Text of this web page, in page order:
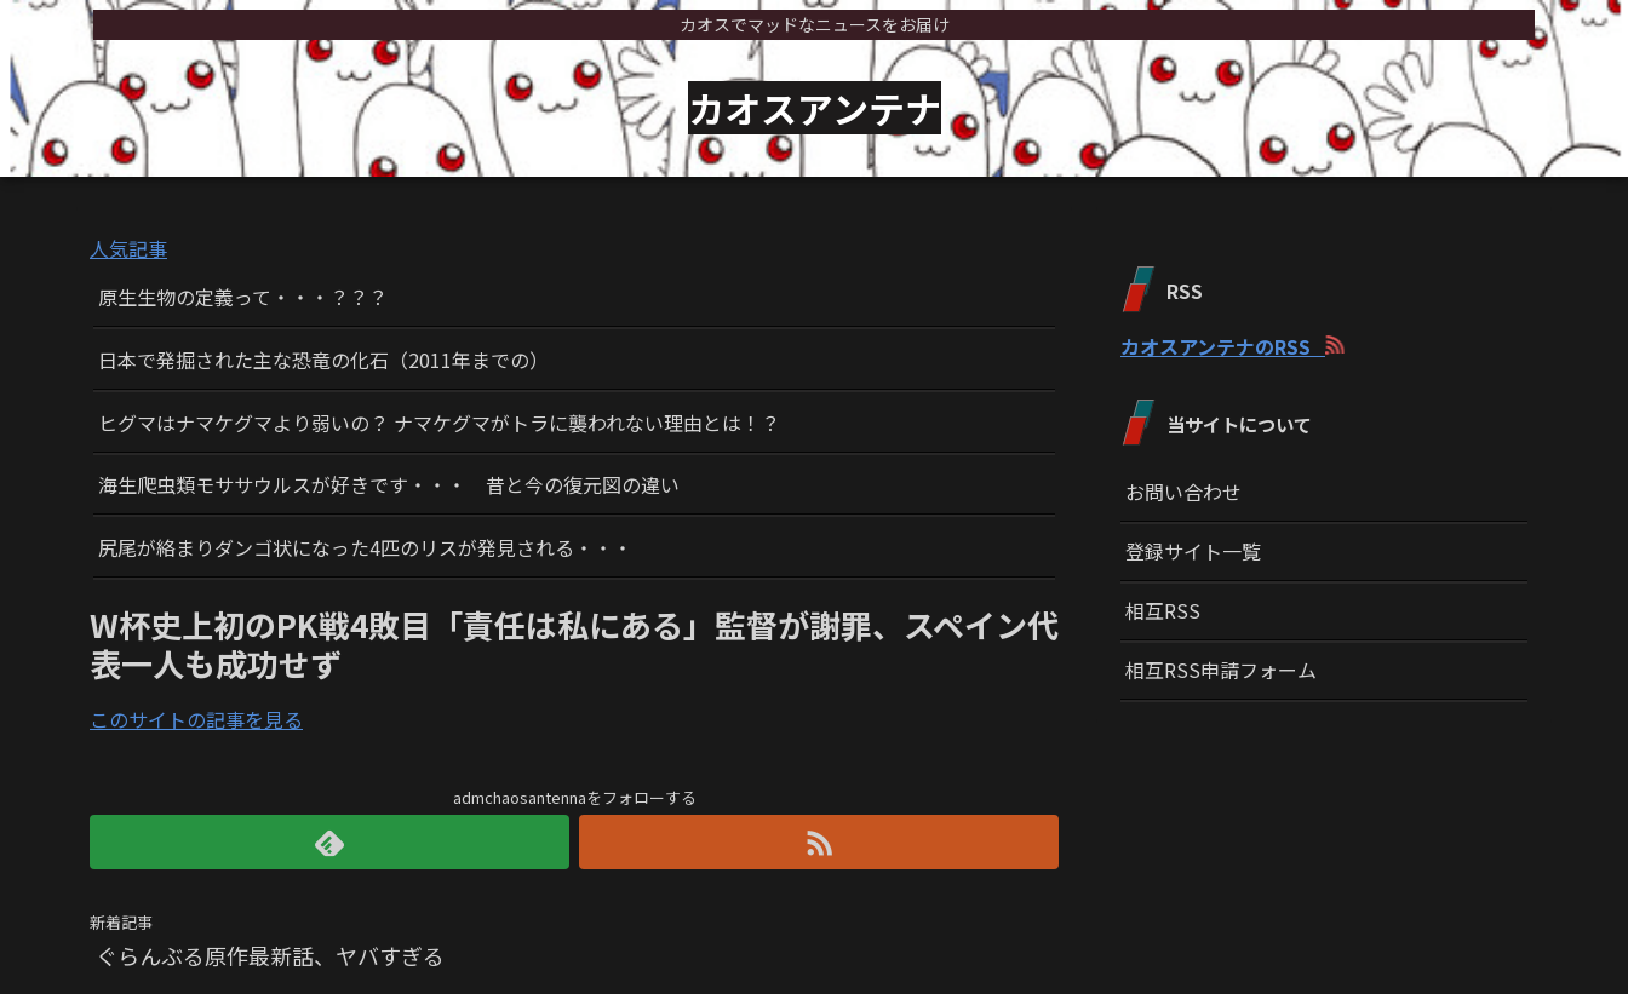
カオスでマッドなニュースをお届け
カオスアンテナ
人気記事
原生生物の定義って・・・？？？
日本で発掘された主な恐竜の化石（2011年までの）
ヒグマはナマケグマより弱いの？ ナマケグマがトラに襲われない理由とは！？
海生爬虫類モササウルスが好きです・・・ 昔と今の復元図の違い
尻尾が絡まりダンゴ状になった4匹のリスが発見される・・・
W杯史上初のPK戦4敗目「責任は私にある」監督が謝罪、スペイン代
表一人も成功せず
このサイトの記事を見る
admchaosantennaをフォローする
新着記事
ぐらんぶる原作最新話、ヤバすぎる
RSS
カオスアンテナのRSS
当サイトについて
お問い合わせ
登録サイト一覧
相互RSS
相互RSS申請フォーム